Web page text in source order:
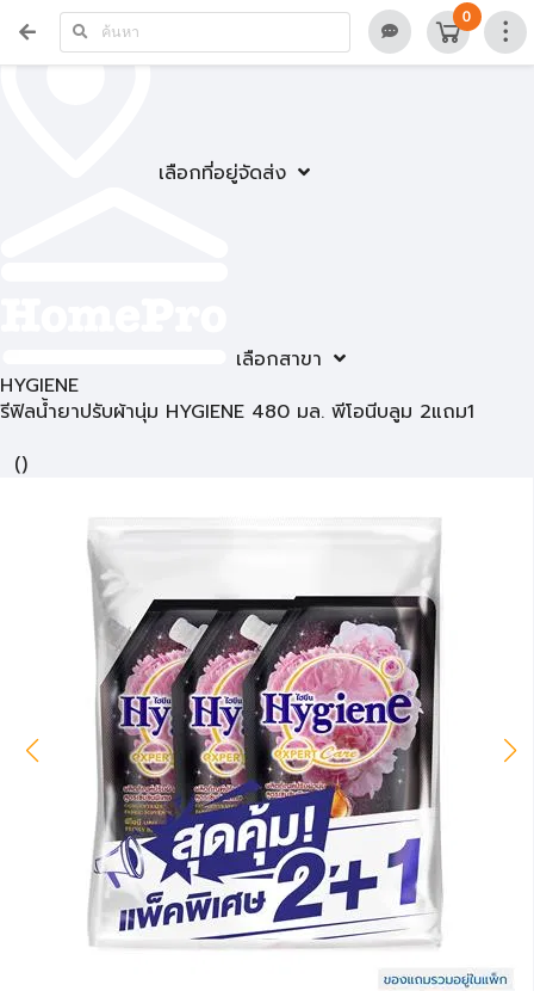
เลือกที่อยู่จัดส่ง
เลือกสาขา
0
HYGIENE
รีฟิลน้ำยาปรับผ้านุ่ม HYGIENE 480 มล. พีโอนีบลูม 2แถม1
()